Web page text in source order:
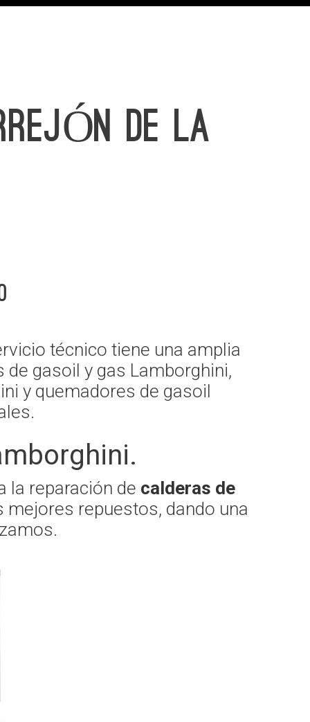
DE LA
técnico tiene una amplia
gasoil y gas Lamborghini,
y quemadores de gasoil
la reparación de calderas de
repuestos, dando una